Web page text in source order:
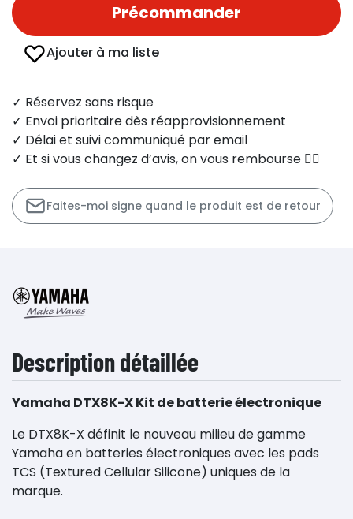
Précommander
Ajouter à ma liste
✓ Réservez sans risque
✓ Envoi prioritaire dès réapprovisionnement
✓ Délai et suivi communiqué par email
✓ Et si vous changez d’avis, on vous rembourse 👍🏻
Faites-moi signe quand le produit est de retour
Description détaillée
Yamaha DTX8K-X Kit de batterie électronique
Le DTX8K-X définit le nouveau milieu de gamme
Yamaha en batteries électroniques avec les pads
TCS (Textured Cellular Silicone) uniques de la
marque.